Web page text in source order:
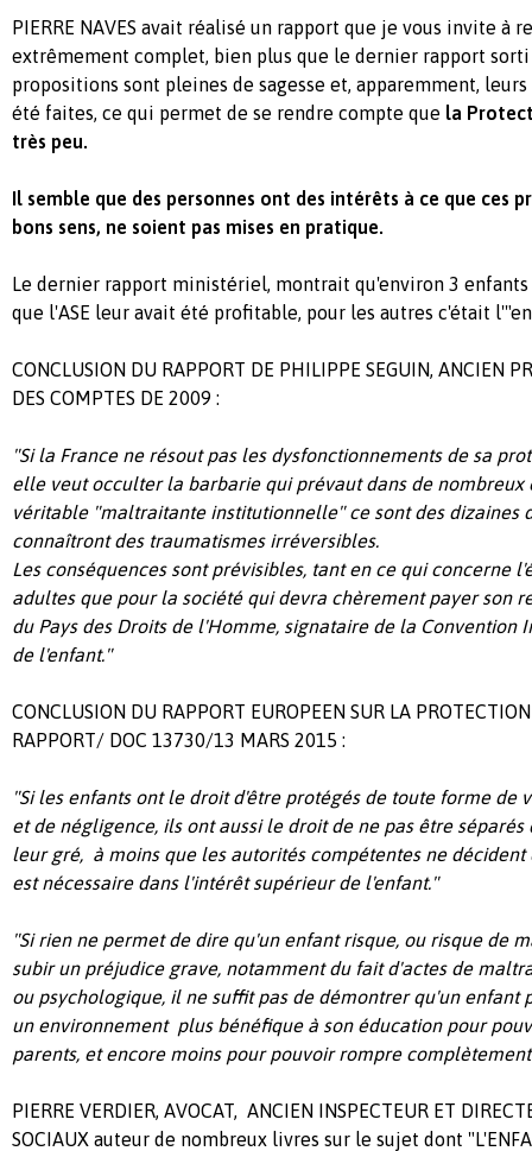
PIERRE NAVES avait réalisé un rapport que je vous invite à
extrêmement complet, bien plus que le dernier rapport sorti
propositions sont pleines de sagesse et, apparemment,
été faites, ce qui permet de se rendre compte que la
très peu.
Il semble que des personnes ont des intérêts à ce que ces
bons sens, ne soient pas mises en pratique.
Le dernier rapport ministériel, montrait qu'environ 3
que l'ASE leur avait été profitable, pour les autres c'était
CONCLUSION DU RAPPORT DE PHILIPPE SEGUIN, ANCIEN
DES COMPTES DE 2009 :
"Si la France ne résout pas les dysfonctionnements de sa
elle veut occulter la barbarie qui prévaut dans de nombreux
véritable "maltraitante institutionnelle" ce sont des dizaines
connaîtront des traumatismes irréversibles.
Les conséquences sont prévisibles, tant en ce qui concerne
adultes que pour la société qui devra chèrement payer son
du Pays des Droits de l'Homme, signataire de la Convention
de l'enfant."
CONCLUSION DU RAPPORT EUROPEEN SUR LA
RAPPORT/ DOC 13730/13 MARS 2015 :
"Si les enfants ont le droit d'être protégés de toute forme de
et de négligence, ils ont aussi le droit de ne pas être
leur gré, à moins que les autorités compétentes ne
est nécessaire dans l'intérêt supérieur de l'enfant."
"Si rien ne permet de dire qu'un enfant risque, ou risque de
subir un préjudice grave, notamment du fait d'actes de
ou psychologique, il ne suffit pas de démontrer qu'un enfant
un environnement plus bénéfique à son éducation pour
parents, et encore moins pour pouvoir rompre
PIERRE VERDIER, AVOCAT, ANCIEN INSPECTEUR ET
SOCIAUX auteur de nombreux livres sur le sujet dont